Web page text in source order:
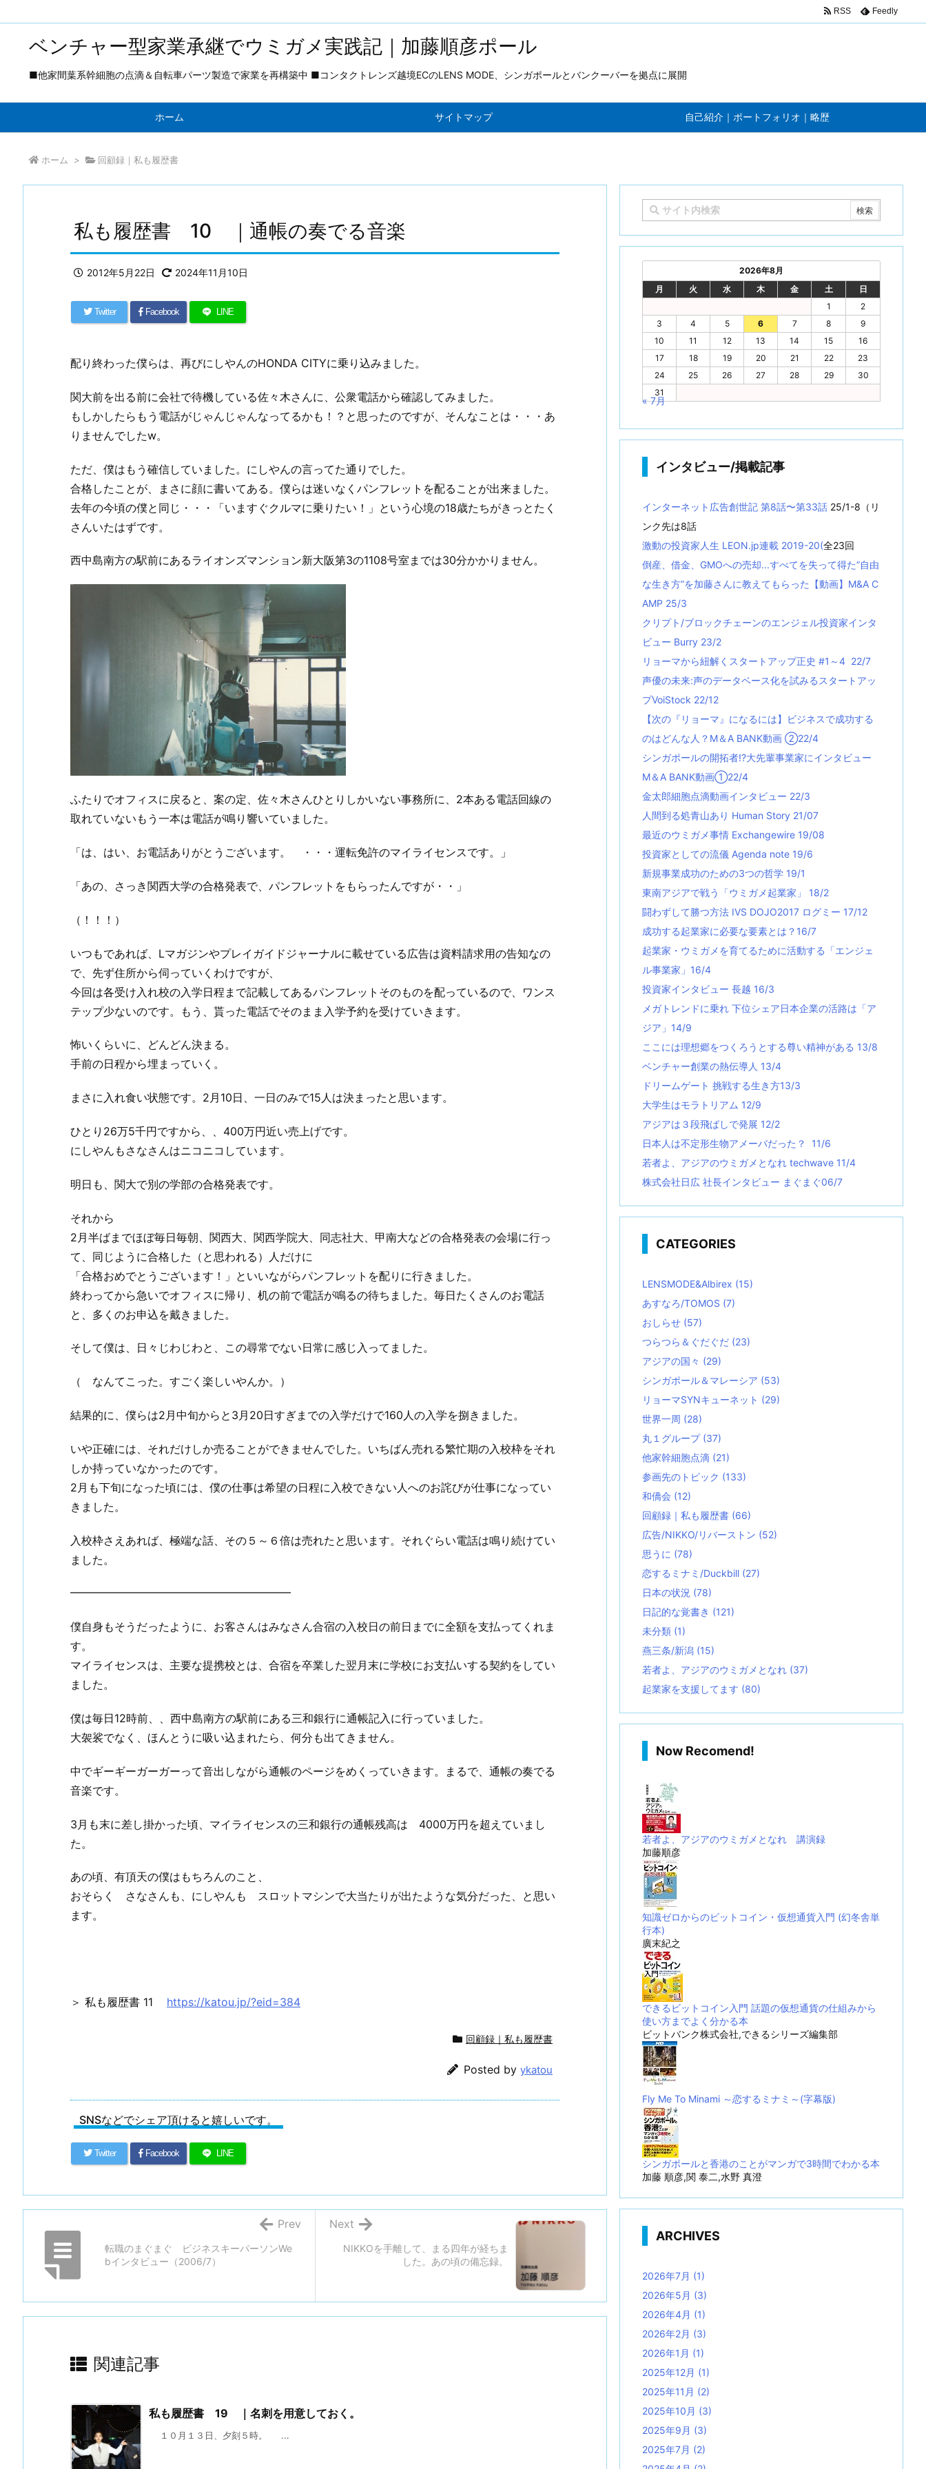
ベンチャー型家業承継でウミガメ実践記｜加藤順彦ポール
■他家間葉系幹細胞の点滴＆自転車パーツ製造で家業を再構築中 ■コンタクトレンズ越境ECのLENS MODE、シンガポールとバンクーバーを拠点に展開
ホーム サイトマップ 自己紹介｜ポートフォリオ｜略歴
RSS Feedly
ホーム > 回顧録｜私も履歴書
私も履歴書 10 ｜通帳の奏でる音楽
2012年5月22日 2024年11月10日
Twitter Facebook LINE
配り終わった僕らは、再びにしやんのHONDA CITYに乗り込みました。
関大前を出る前に会社で待機している佐々木さんに、公衆電話から確認してみました。
もしかしたらもう電話がじゃんじゃんなってるかも！？と思ったのですが、そんなことは・・・あ
りませんでしたw。
ただ、僕はもう確信していました。にしやんの言ってた通りでした。
合格したことが、まさに顔に書いてある。僕らは迷いなくパンフレットを配ることが出来ました。
去年の今頃の僕と同じ・・・「いますぐクルマに乗りたい！」という心境の18歳たちがきっとたく
さんいたはずです。
西中島南方の駅前にあるライオンズマンション新大阪第3の1108号室までは30分かかりません。
ふたりでオフィスに戻ると、案の定、佐々木さんひとりしかいない事務所に、2本ある電話回線の
取れていないもう一本は電話が鳴り響いていました。
「は、はい、お電話ありがとうございます。 ・・・運転免許のマイライセンスです。」
「あの、さっき関西大学の合格発表で、パンフレットをもらったんですが・・」
（！！！）
いつもであれば、Lマガジンやプレイガイドジャーナルに載せている広告は資料請求用の告知なの
で、先ず住所から伺っていくわけですが、
今回は各受け入れ校の入学日程まで記載してあるパンフレットそのものを配っているので、ワンス
テップ少ないのです。もう、貰った電話でそのまま入学予約を受けていきます。
怖いくらいに、どんどん決まる。
手前の日程から埋まっていく。
まさに入れ食い状態です。2月10日、一日のみで15人は決まったと思います。
ひとり26万5千円ですから、、400万円近い売上げです。
にしやんもさなさんはニコニコしています。
明日も、関大で別の学部の合格発表です。
それから
2月半ばまでほぼ毎日毎朝、関西大、関西学院大、同志社大、甲南大などの合格発表の会場に行っ
て、同じように合格した（と思われる）人だけに
「合格おめでとうございます！」といいながらパンフレットを配りに行きました。
終わってから急いでオフィスに帰り、机の前で電話が鳴るの待ちました。毎日たくさんのお電話
と、多くのお申込を戴きました。
そして僕は、日々じわじわと、この尋常でない日常に感じ入ってました。
（ なんてこった。すごく楽しいやんか。）
結果的に、僕らは2月中旬からと3月20日すぎまでの入学だけで160人の入学を捌きました。
いや正確には、それだけしか売ることができませんでした。いちばん売れる繁忙期の入校枠をそれ
しか持っていなかったのです。
2月も下旬になった頃には、僕の仕事は希望の日程に入校できない人へのお詫びが仕事になってい
きました。
入校枠さえあれば、極端な話、その５～６倍は売れたと思います。それぐらい電話は鳴り続けてい
ました。
━━━━━━━━━━━━━━━━━━━━
僕自身もそうだったように、お客さんはみなさん合宿の入校日の前日までに全額を支払ってくれま
す。
マイライセンスは、主要な提携校とは、合宿を卒業した翌月末に学校にお支払いする契約をしてい
ました。
僕は毎日12時前、、西中島南方の駅前にある三和銀行に通帳記入に行っていました。
大袈裟でなく、ほんとうに吸い込まれたら、何分も出てきません。
中でギーギーガーガーって音出しながら通帳のページをめくっていきます。まるで、通帳の奏でる
音楽です。
3月も末に差し掛かった頃、マイライセンスの三和銀行の通帳残高は 4000万円を超えていまし
た。
あの頃、有頂天の僕はもちろんのこと、
おそらく さなさんも、にしやんも スロットマシンで大当たりが出たような気分だった、と思い
ます。
＞ 私も履歴書 11 https://katou.jp/?eid=384
回顧録｜私も履歴書
Posted by ykatou
SNSなどでシェア頂けると嬉しいです。
Twitter Facebook LINE
NIKKOを手離して、まる四年が経ちま
した。あの頃の備忘録。
Next
転職のまぐまぐ ビジネスキーパーソンWe
bインタビュー（2006/7）
Prev
関連記事
私も履歴書 19 ｜名刺を用意しておく。
１０月１３日、夕刻５時。 ...
2026年8月
月
火 水 木 金 土
日
1
2
3
4 5 6 7 8
9
10
11 12 13 14 15
16
17
18 19 20 21 22
23
24
25 26 27 28 29
30
31
« 7月
インタビュー/掲載記事
インターネット広告創世記 第8話〜第33話 25/1-8（リ
ンク先は8話
激動の投資家人生 LEON.jp連載 2019-20(全23回
倒産、借金、GMOへの売却...すべてを失って得た”自由
な生き方”を加藤さんに教えてもらった【動画】M&A C
AMP 25/3
クリプト/ブロックチェーンのエンジェル投資家インタ
ビュー Burry 23/2
リョーマから紐解くスタートアップ正史 #1～4 22/7
声優の未来:声のデータベース化を試みるスタートアッ
プVoiStock 22/12
【次の『リョーマ』になるには】ビジネスで成功する
のはどんな人？M＆A BANK動画 ②22/4
シンガポールの開拓者!?大先輩事業家にインタビュー
M＆A BANK動画①22/4
金太郎細胞点滴動画インタビュー 22/3
人間到る処青山あり Human Story 21/07
最近のウミガメ事情 Exchangewire 19/08
投資家としての流儀 Agenda note 19/6
新規事業成功のための3つの哲学 19/1
東南アジアで戦う「ウミガメ起業家」 18/2
闘わずして勝つ方法 IVS DOJO2017 ログミー 17/12
成功する起業家に必要な要素とは？16/7
起業家・ウミガメを育てるために活動する「エンジェ
ル事業家」16/4
投資家インタビュー 長越 16/3
メガトレンドに乗れ 下位シェア日本企業の活路は「ア
ジア」14/9
ここには理想郷をつくろうとする尊い精神がある 13/8
ベンチャー創業の熱伝導人 13/4
ドリームゲート 挑戦する生き方13/3
大学生はモラトリアム 12/9
アジアは３段飛ばしで発展 12/2
日本人は不定形生物アメーバだった？ 11/6
若者よ、アジアのウミガメとなれ techwave 11/4
株式会社日広 社長インタビュー まぐまぐ06/7
CATEGORIES
LENSMODE&Albirex (15)
あすなろ/TOMOS (7)
おしらせ (57)
つらつら＆ぐだぐだ (23)
アジアの国々 (29)
シンガポール＆マレーシア (53)
リョーマSYNキューネット (29)
世界一周 (28)
丸１グループ (37)
他家幹細胞点滴 (21)
参画先のトピック (133)
和僑会 (12)
回顧録｜私も履歴書 (66)
広告/NIKKO/リバーストン (52)
思うに (78)
恋するミナミ/Duckbill (27)
日本の状況 (78)
日記的な覚書き (121)
未分類 (1)
燕三条/新潟 (15)
若者よ、アジアのウミガメとなれ (37)
起業家を支援してます (80)
Now Recomend!
若者よ、アジアのウミガメとなれ 講演録
加藤順彦
知識ゼロからのビットコイン・仮想通貨入門 (幻冬舎単
行本)
廣末紀之
できるビットコイン入門 話題の仮想通貨の仕組みから
使い方までよく分かる本
ビットバンク株式会社,できるシリーズ編集部
Fly Me To Minami ～恋するミナミ～(字幕版)
シンガポールと香港のことがマンガで3時間でわかる本
加藤 順彦,関 泰二,水野 真澄
ARCHIVES
2026年7月 (1)
2026年5月 (3)
2026年4月 (1)
2026年2月 (3)
2026年1月 (1)
2025年12月 (1)
2025年11月 (2)
2025年10月 (3)
2025年9月 (3)
2025年7月 (2)